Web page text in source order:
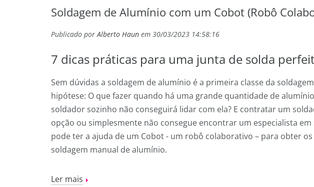
Soldagem de Alumínio com um Cobot (Robô
Publicado porAlberto Haun em 30/03/2023 14:58:16
7 dicas práticas para uma junta de solda
Sem dúvidas a soldagem de alumínio é a primeira classe da
hipótese: O que fazer quando há uma grande quantidade de
soldador sozinho não conseguirá lidar com ela? E contratar um
opção ou simplesmente não consegue encontrar um especialista em
pode ter a ajuda de um Cobot - um robô colaborativo – para obter
soldagem manual de alumínio.
Ler mais